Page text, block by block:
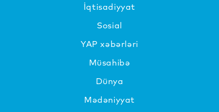
İqtisadiyyat
Sosial
YAP xəbərləri
Müsahibə
Dünya
Mədəniyyat